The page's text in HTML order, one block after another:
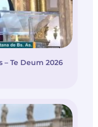
– Te Deum 2026